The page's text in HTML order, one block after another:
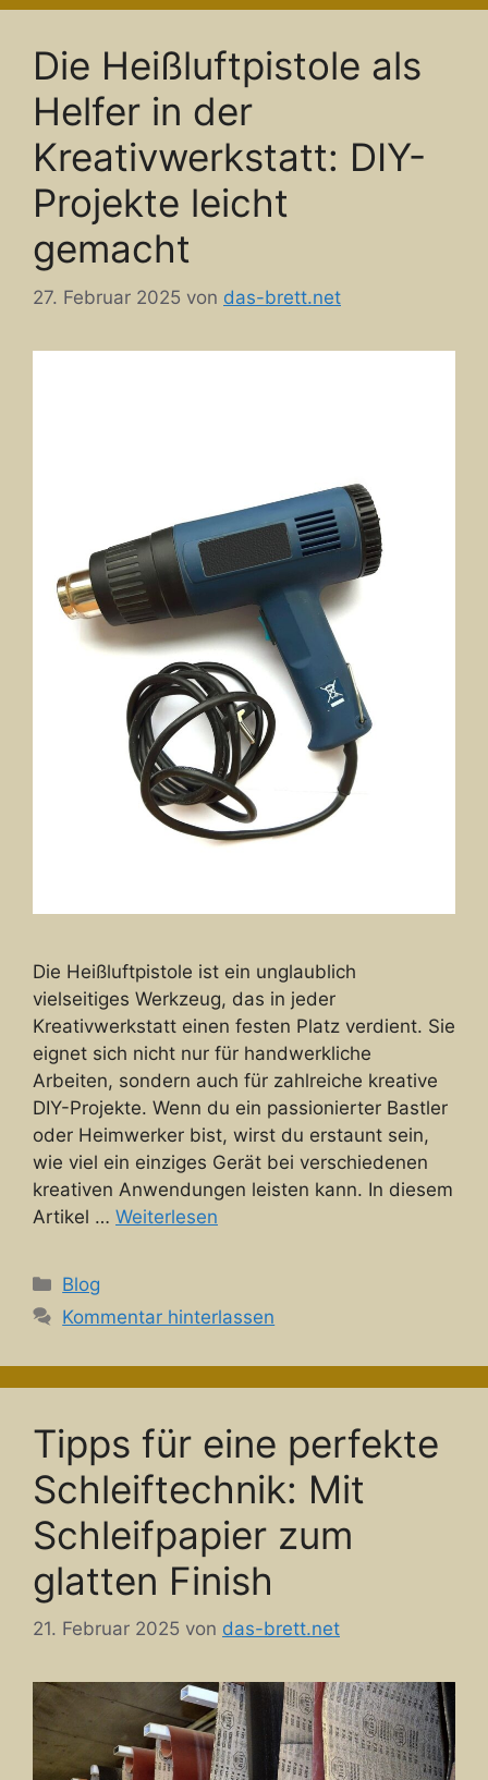
Die Heißluftpistole als
Helfer in der
Kreativwerkstatt: DIY-
Projekte leicht
gemacht
27. Februar 2025 von das-brett.net
Die Heißluftpistole ist ein unglaublich
vielseitiges Werkzeug, das in jeder
Kreativwerkstatt einen festen Platz verdient. Sie
eignet sich nicht nur für handwerkliche
Arbeiten, sondern auch für zahlreiche kreative
DIY-Projekte. Wenn du ein passionierter Bastler
oder Heimwerker bist, wirst du erstaunt sein,
wie viel ein einziges Gerät bei verschiedenen
kreativen Anwendungen leisten kann. In diesem
Artikel … Weiterlesen
Kategorien
Blog
Kommentar hinterlassen
Tipps für eine perfekte
Schleiftechnik: Mit
Schleifpapier zum
glatten Finish
21. Februar 2025 von das-brett.net